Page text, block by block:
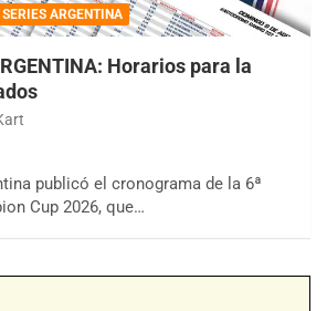
ARGENTINA
Horarios para la
publicó el cronograma de la 6ª
Cup 2026, que…